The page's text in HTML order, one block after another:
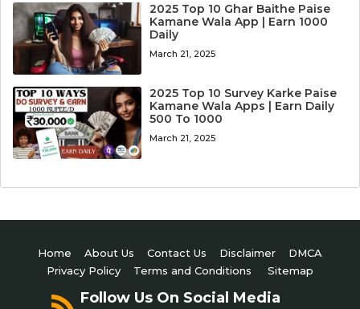
2025 Top 10 Ghar Baithe Paise
Kamane Wala App | Earn 1000
Daily
March 21, 2025
2025 Top 10 Survey Karke Paise
Kamane Wala Apps | Earn Daily
500 To 1000
March 21, 2025
Home About Us Contact Us Disclaimer
DMCA
Privacy Policy
Terms and Conditions Sitemap
Follow Us On Social Media